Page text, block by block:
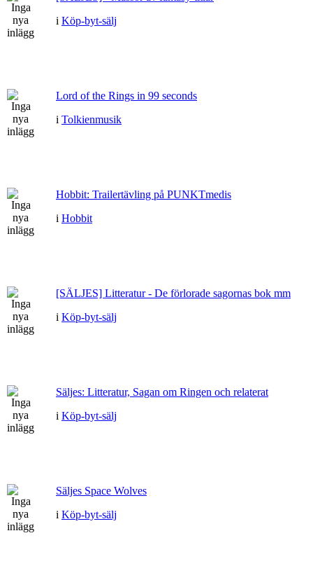
i Köp-byt-sälj
Lord of the Rings in 99 seconds
i Tolkienmusik
Hobbit: Trailertävling på PUNKTmedis
i Hobbit
[SÄLJES] Litteratur - De förlorade sagornas bok mm
i Köp-byt-sälj
Säljes: Litteratur, Sagan om Ringen och relaterat
i Köp-byt-sälj
Säljes Space Wolves
i Köp-byt-sälj